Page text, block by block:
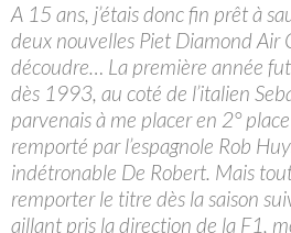
A 15 ans, j’étais donc fin prêt à
deux nouvelles Piet Diamond Air
découdre… La première année
dès 1993, au coté de l’italien
parvenais à me placer en 2°
remporté par l’espagnole Rob
indétronable De Robert. Mais
remporter le titre dès la saison
aillant pris la direction de la F1,